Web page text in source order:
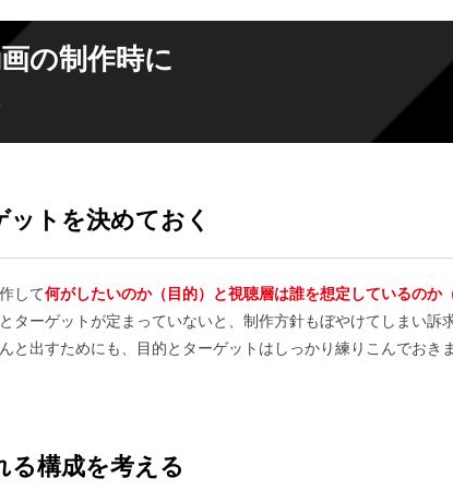
の制作時に
トを決めておく
して何がしたいのか（目的）と視聴層は誰を想定しているのか
ターゲットが定まっていないと、制作方針もぼやけてしまい訴
と出すためにも、目的とターゲットはしっかり練りこんでおき
る構成を考える